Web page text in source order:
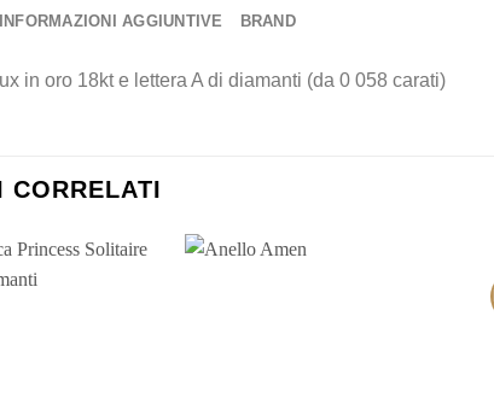
INFORMAZIONI AGGIUNTIVE BRAND
in oro 18kt e lettera A di diamanti (da 0 058 carati)
CORRELATI